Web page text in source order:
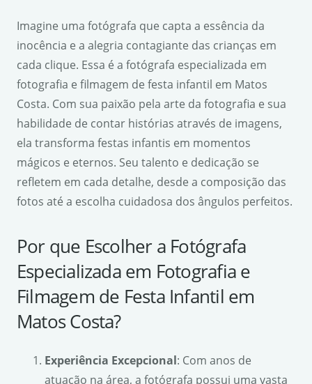
Imagine uma fotógrafa que capta a essência da
inocência e a alegria contagiante das crianças em
cada clique. Essa é a fotógrafa especializada em
fotografia e filmagem de festa infantil em Matos
Costa. Com sua paixão pela arte da fotografia e sua
habilidade de contar histórias através de imagens,
ela transforma festas infantis em momentos
mágicos e eternos. Seu talento e dedicação se
refletem em cada detalhe, desde a composição das
fotos até a escolha cuidadosa dos ângulos perfeitos.
Por que Escolher a Fotógrafa
Especializada em Fotografia e
Filmagem de Festa Infantil em
Matos Costa?
Experiência Excepcional: Com anos de
atuação na área, a fotógrafa possui uma vasta